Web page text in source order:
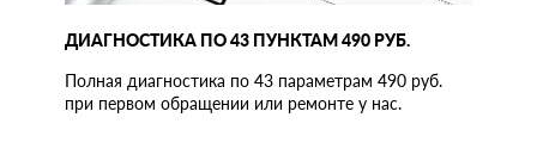
ДИАГНОСТИКА ПО 43 ПУНКТАМ 490 РУБ.
Полная диагностика по 43 параметрам 490 руб.
при первом обращении или ремонте у нас.